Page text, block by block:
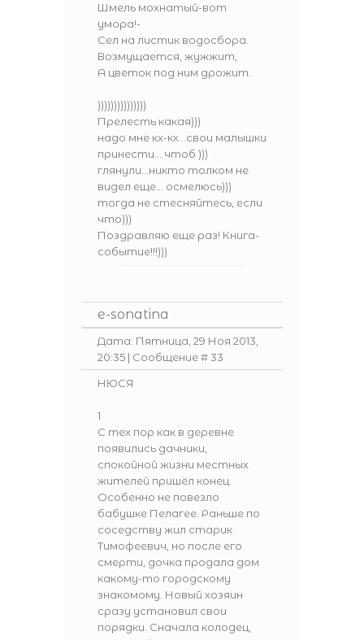
Шмель мохнатый-вот
умора!-
Сел на листик водосбора.
Возмущается, жужжит,
А цветок под ним дрожит.
)))))))))))))))
Прелесть какая)))
надо мне кх-кх...свои малышки
принести... чтоб )))
глянули...никто толком не
видел еще... осмелюсь)))
тогда не стесняйтесь, если
что)))
Поздравляю еще раз! Книга-
событие!!!)))
e-sonatina
Дата: Пятница, 29 Ноя 2013,
20:35 | Сообщение #33
НЮСЯ
1
С тех пор как в деревне
появились дачники,
спокойной жизни местных
жителей пришёл конец.
Особенно не повезло
бабушке Пелагее. Раньше по
соседству жил старик
Тимофеевич, но после его
смерти, дочка продала дом
какому-то городскому
знакомому. Новый хозяин
сразу установил свои
порядки. Сначала колодец,